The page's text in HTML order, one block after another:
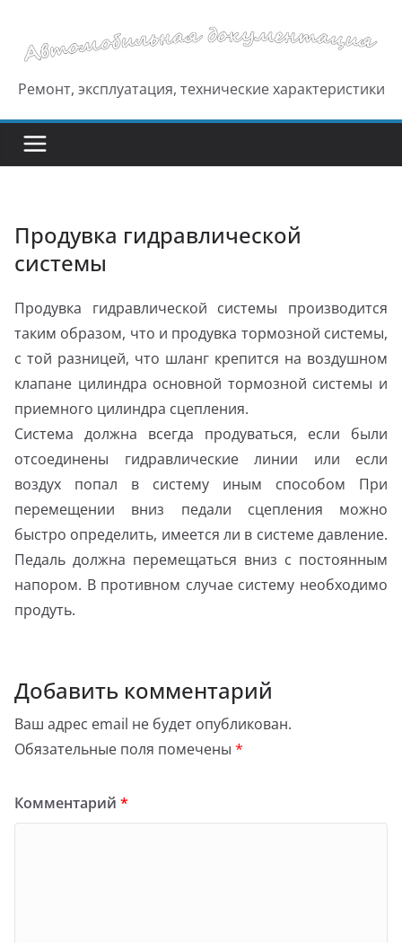
содержимому
Ремонт, эксплуатация, технические характеристики
Продувка гидравлической
системы
Продувка гидравлической системы производится
таким образом, что и продувка тормозной системы,
с той разницей, что шланг крепится на воздушном
клапане цилиндра основной тормозной системы и
приемного цилиндра сцепления.
Система должна всегда продуваться, если были
отсоединены гидравлические линии или если
воздух попал в систему иным способом При
перемещении вниз педали сцепления можно
быстро определить, имеется ли в системе давление.
Педаль должна перемещаться вниз с постоянным
напором. В противном случае систему необходимо
продуть.
Добавить комментарий
Ваш адрес email не будет опубликован.
Обязательные поля помечены *
Комментарий *